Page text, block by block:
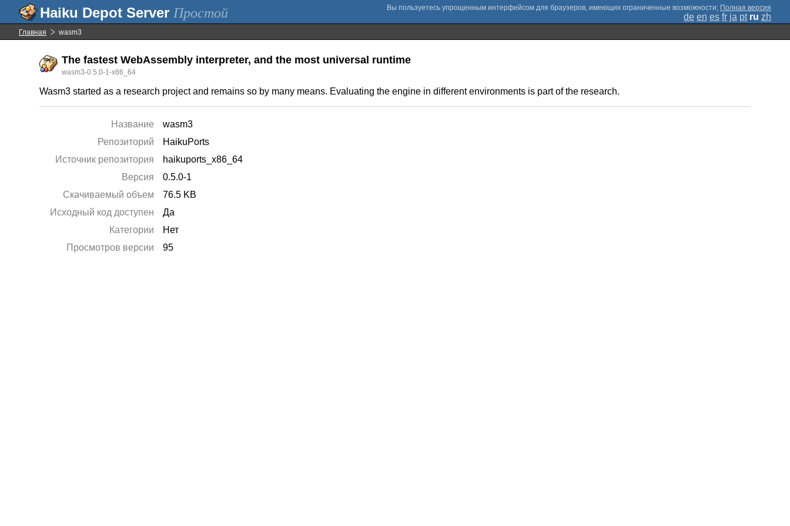
Простой ; Полная версия
de en es fr ja pt ru zh
Главная wasm3
The fastest WebAssembly interpreter, and the most universal runtime
wasm3-0.5.0-1-x86_64
Wasm3 started as a research project and remains so by many means. Evaluating the engine in different environments is part of the research.
Название
wasm3
Репозиторий
HaikuPorts
Источник репозитория
haikuports_x86_64
Версия
0.5.0-1
Скачиваемый объем
76.5 KB
Исходный код доступен
Да
Категории
Нет
Просмотров версии
95